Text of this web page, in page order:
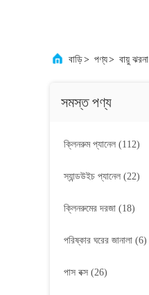
বাড়ি> পণ্য> বায়ু ঝরনা
সমস্ত পণ্য
ক্লিনরুম প্যানেল (112)
স্যান্ডউইচ প্যানেল (22)
ক্লিনরুমের দরজা (18)
পরিষ্কার ঘরের জানালা (6)
পাস বক্স (26)